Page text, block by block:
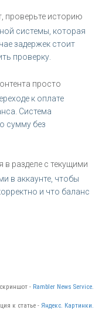
проверьте историю
системы, которая
задержек стоит
проверку.
просто
к оплате
Система
сумму без
в разделе с текущими
в аккаунте, чтобы
и что баланс
- Rambler News Service.
к статье - Яндекс. Картинки.